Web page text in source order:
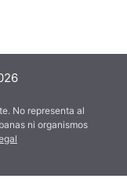
No representa al
ni organismos